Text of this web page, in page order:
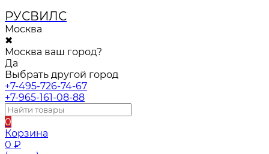
РУСВИЛС
Москва
✖
Москва ваш город?
Да
Выбрать другой город
+7-495-726-74-67
+7-965-161-08-88
0
Корзина
0 ₽